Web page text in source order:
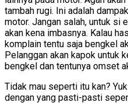
tambah rugi. Ini adalah
motor. Jangan salah, untuk si
akan kena imbasnya. Kalau
komplain tentu saja bengkel
Pelanggan akan kapok untuk
bengkel dan tentunya omset
Tidak mau seperti itu kan?
dengan yang pasti-pasti